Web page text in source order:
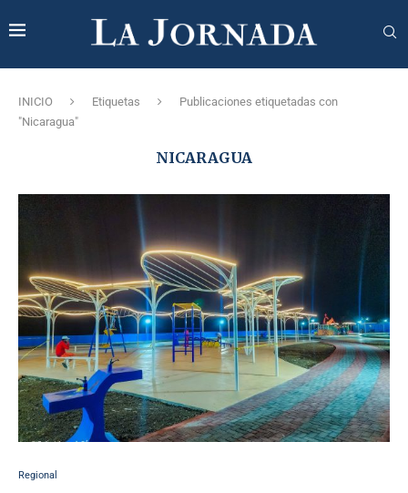
INICIO Etiquetas
Publicaciones etiquetadas con
"Nicaragua"
NICARAGUA
Regional